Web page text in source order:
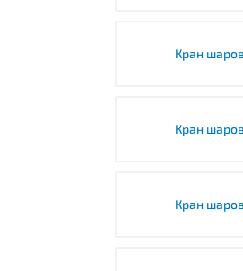
Кран
Кран
Кран